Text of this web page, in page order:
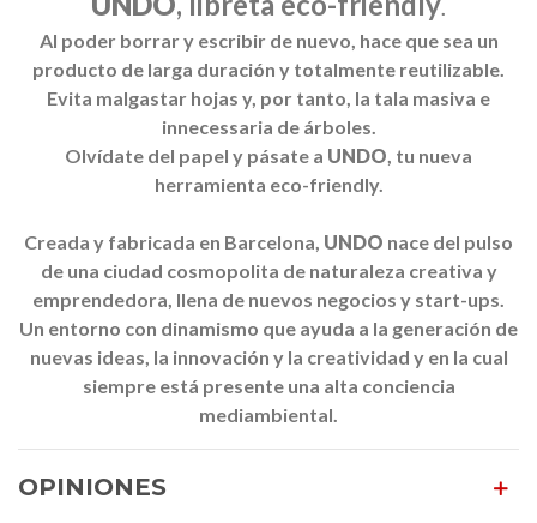
.
Al poder borrar y escribir de nuevo, hace que sea un
producto de larga duración y totalmente reutilizable.
Evita malgastar hojas y, por tanto, la tala masiva e
innecessaria de árboles.
Olvídate del papel y pásate a UNDO, tu nueva
herramienta eco-friendly.
Creada y fabricada en Barcelona, UNDO nace del pulso
de una ciudad cosmopolita de naturaleza creativa y
emprendedora, llena de nuevos negocios y start-ups.
Un entorno con dinamismo que ayuda a la generación de
nuevas ideas, la innovación y la creatividad y en la cual
siempre está presente una alta conciencia
mediambiental.
OPINIONES